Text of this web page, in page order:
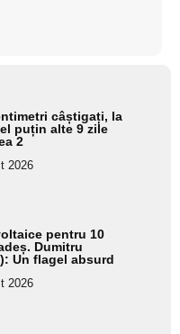
câștigați, la
puțin alte 9 zile
2
2026
pentru 10
Dumitru
Un flagel absurd
2026